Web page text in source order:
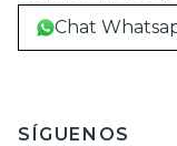
Chat
SÍGUENOS